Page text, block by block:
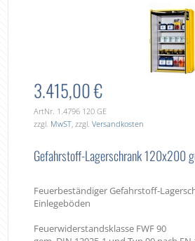
3.415,00 €
ArtNr. 1.4796 120 GE
zzgl. MwST, zzgl.Versandkosten
Gefahrstoff-Lagerschrank 120x200
Feuerbeständiger Gefahrstoff-
Einlegeböden
Feuerwiderstandsklasse FWF 90